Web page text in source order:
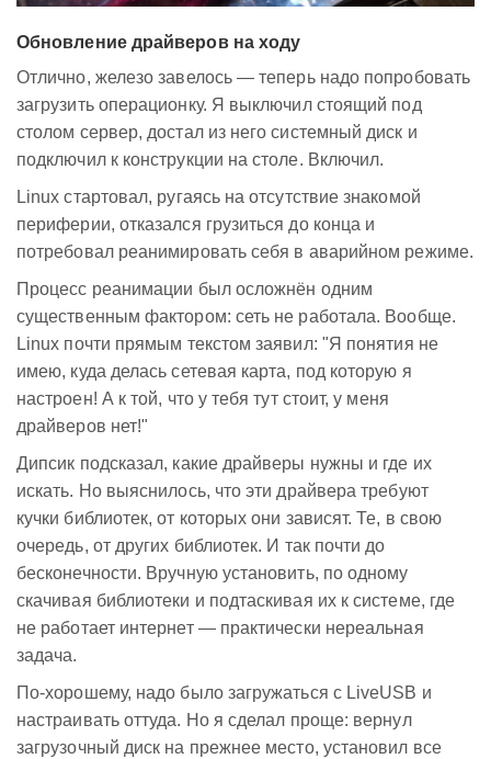
Обновление драйверов на ходу
Отлично, железо завелось — теперь надо попробовать
загрузить операционку. Я выключил стоящий под
столом сервер, достал из него системный диск и
подключил к конструкции на столе. Включил.
Linux стартовал, ругаясь на отсутствие знакомой
периферии, отказался грузиться до конца и
потребовал реанимировать себя в аварийном режиме.
Процесс реанимации был осложнён одним
существенным фактором: сеть не работала. Вообще.
Linux почти прямым текстом заявил: "Я понятия не
имею, куда делась сетевая карта, под которую я
настроен! А к той, что у тебя тут стоит, у меня
драйверов нет!"
Дипсик подсказал, какие драйверы нужны и где их
искать. Но выяснилось, что эти драйвера требуют
кучки библиотек, от которых они зависят. Те, в свою
очередь, от других библиотек. И так почти до
бесконечности. Вручную установить, по одному
скачивая библиотеки и подтаскивая их к системе, где
не работает интернет — практически нереальная
задача.
По-хорошему, надо было загружаться с LiveUSB и
настраивать оттуда. Но я сделал проще: вернул
загрузочный диск на прежнее место, установил все